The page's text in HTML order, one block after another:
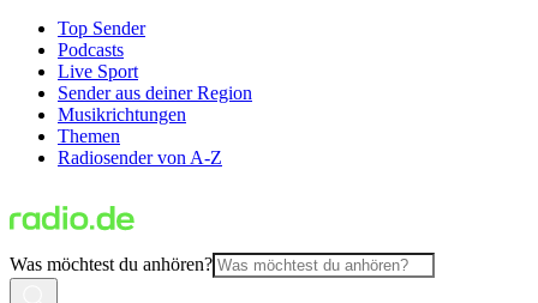
Top Sender
Podcasts
Live Sport
Sender aus deiner Region
Musikrichtungen
Themen
Radiosender von A-Z
Was möchtest du anhören?